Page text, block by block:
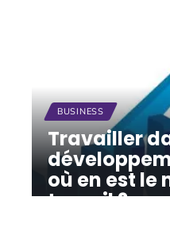
BUSINESS
Travailler
où en est le
travail ?